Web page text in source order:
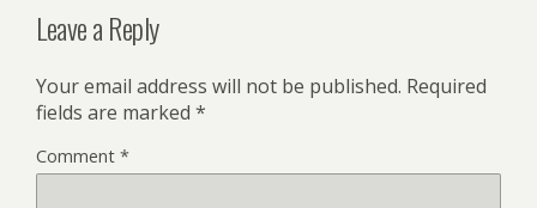
Leave a Reply
Your email address will not be published. Required
fields are marked *
Comment *